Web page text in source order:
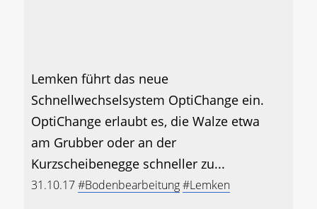
Lemken führt das neue
Schnellwechselsystem OptiChange ein.
OptiChange erlaubt es, die Walze etwa
am Grubber oder an der
Kurzscheibenegge schneller zu...
31.10.17#Bodenbearbeitung#Lemken